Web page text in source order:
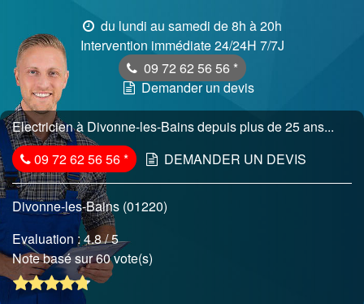
du lundi au samedi de 8h à 20h
Intervention immédiate 24/24H 7/7J
09 72 62 56 56 *
Demander un devis
Electricien à Divonne-les-Bains depuis plus de 25 ans...
09 72 62 56 56* DEMANDER UN DEVIS
Divonne-les-Bains (01220)
Evaluation :4.8/ 5
Note basé sur 60 vote(s)